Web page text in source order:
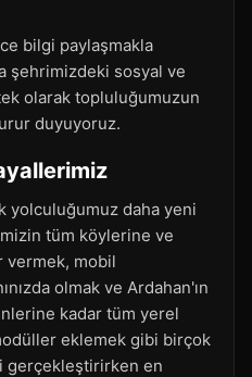
bilgi paylaşmakla
şehrimizdeki sosyal ve
olarak topluluğumuzun
duyuyoruz.
yolculuğumuz daha yeni
tüm köylerine ve
vermek, mobil
olmak ve Ardahan'ın
kadar tüm yerel
eklemek gibi birçok
gerçekleştirirken en